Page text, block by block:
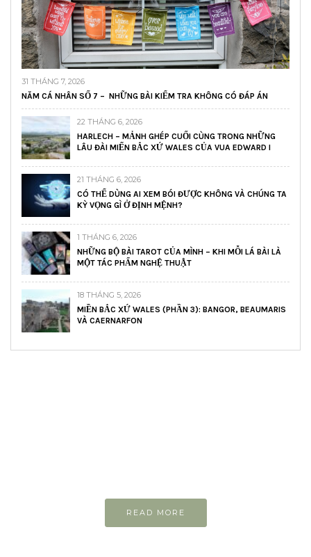
31 THÁNG 7, 2026
NĂM CÁ NHÂN SỐ 7 – NHỮNG BÀI KIỂM TRA KHÔNG CÓ ĐÁP ÁN
22 THÁNG 6, 2026
HARLECH – MẢNH GHÉP CUỐI CÙNG TRONG NHỮNG
LÂU ĐÀI MIẾN BẮC XỨ WALES CỦA VUA EDWARD I
21 THÁNG 6, 2026
CÓ THỂ DÙNG AI XEM BÓI ĐƯỢC KHÔNG VÀ CHÚNG TA
KỲ VỌNG GÌ Ở ĐỊNH MỆNH?
1 THÁNG 6, 2026
NHỮNG BỘ BÀI TAROT CỦA MÌNH – KHI MỖI LÁ BÀI LÀ
MỘT TÁC PHẨM NGHỆ THUẬT
18 THÁNG 5, 2026
MIỀN BẮC XỨ WALES (PHẦN 3): BANGOR, BEAUMARIS
VÀ CAERNARFON
READ MORE